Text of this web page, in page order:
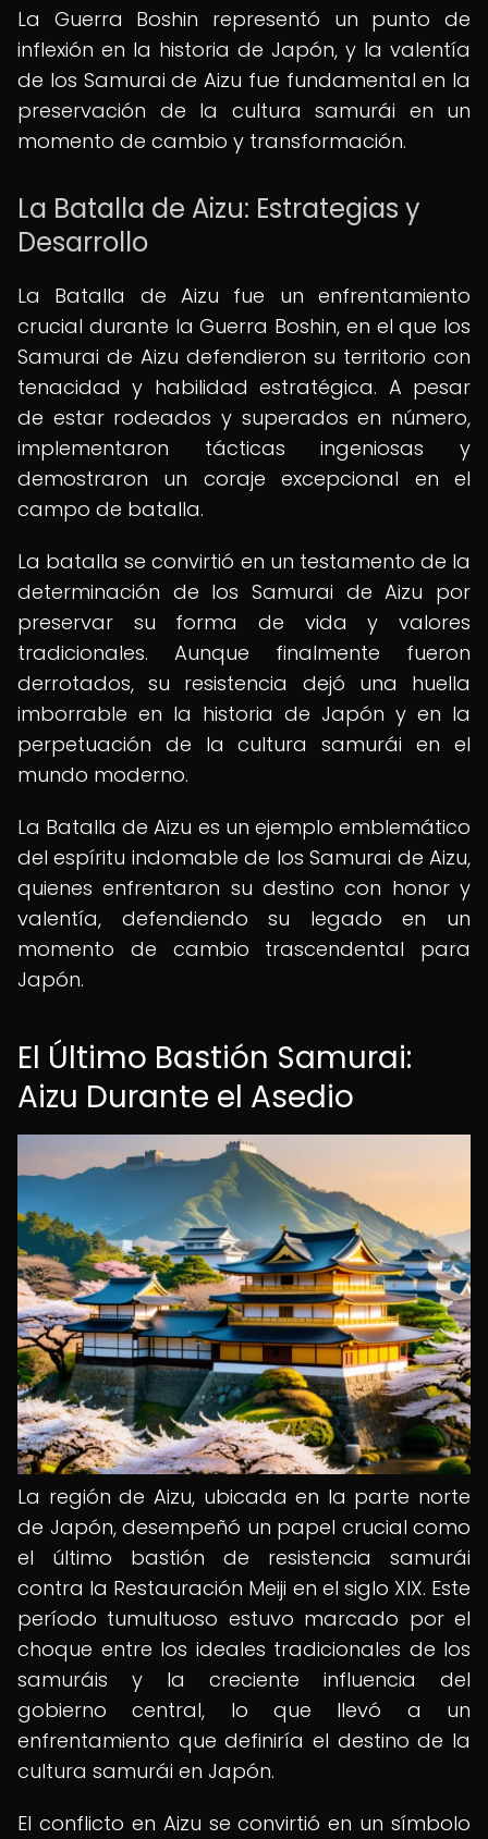
La Guerra Boshin representó un punto de
inflexión en la historia de Japón, y la valentía
de los Samurai de Aizu fue fundamental en la
preservación de la cultura samurái en un
momento de cambio y transformación.
La Batalla de Aizu: Estrategias y
Desarrollo
La Batalla de Aizu fue un enfrentamiento
crucial durante la Guerra Boshin, en el que los
Samurai de Aizu defendieron su territorio con
tenacidad y habilidad estratégica. A pesar
de estar rodeados y superados en número,
implementaron tácticas ingeniosas y
demostraron un coraje excepcional en el
campo de batalla.
La batalla se convirtió en un testamento de la
determinación de los Samurai de Aizu por
preservar su forma de vida y valores
tradicionales. Aunque finalmente fueron
derrotados, su resistencia dejó una huella
imborrable en la historia de Japón y en la
perpetuación de la cultura samurái en el
mundo moderno.
La Batalla de Aizu es un ejemplo emblemático
del espíritu indomable de los Samurai de Aizu,
quienes enfrentaron su destino con honor y
valentía, defendiendo su legado en un
momento de cambio trascendental para
Japón.
El Último Bastión Samurai:
Aizu Durante el Asedio
La región de Aizu, ubicada en la parte norte
de Japón, desempeñó un papel crucial como
el último bastión de resistencia samurái
contra la Restauración Meiji en el siglo XIX. Este
período tumultuoso estuvo marcado por el
choque entre los ideales tradicionales de los
samuráis y la creciente influencia del
gobierno central, lo que llevó a un
enfrentamiento que definiría el destino de la
cultura samurái en Japón.
El conflicto en Aizu se convirtió en un símbolo